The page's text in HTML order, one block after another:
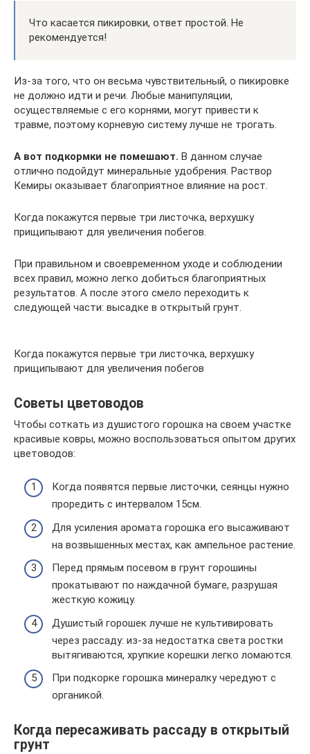
Что касается пикировки, ответ простой. Не
рекомендуется!
Из-за того, что он весьма чувствительный, о пикировке
не должно идти и речи. Любые манипуляции,
осуществляемые с его корнями, могут привести к
травме, поэтому корневую систему лучше не трогать.
А вот подкормки не помешают. В данном случае
отлично подойдут минеральные удобрения. Раствор
Кемиры оказывает благоприятное влияние на рост.
Когда покажутся первые три листочка, верхушку
прищипывают для увеличения побегов.
При правильном и своевременном уходе и соблюдении
всех правил, можно легко добиться благоприятных
результатов. А после этого смело переходить к
следующей части: высадке в открытый грунт.
Когда покажутся первые три листочка, верхушку
прищипывают для увеличения побегов
Советы цветоводов
Чтобы соткать из душистого горошка на своем участке
красивые ковры, можно воспользоваться опытом других
цветоводов:
Когда появятся первые листочки, сеянцы нужно
проредить с интервалом 15см.
Для усиления аромата горошка его высаживают
на возвышенных местах, как ампельное растение.
Перед прямым посевом в грунт горошины
прокатывают по наждачной бумаге, разрушая
жесткую кожицу.
Душистый горошек лучше не культивировать
через рассаду: из-за недостатка света ростки
вытягиваются, хрупкие корешки легко ломаются.
При подкорке горошка минералку чередуют с
органикой.
Когда пересаживать рассаду в открытый
грунт